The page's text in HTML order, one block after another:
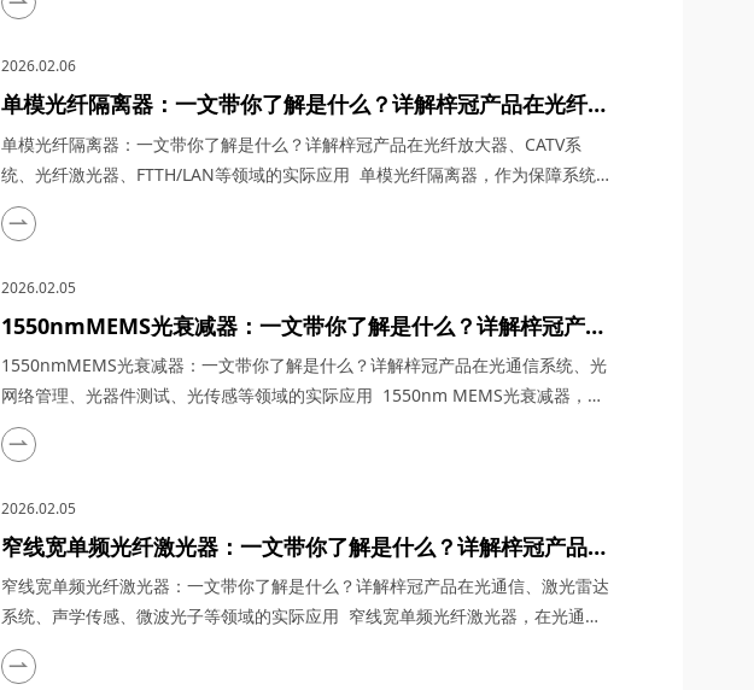
加球全覆盖能力，重新定义了光偏振调控的技术标准。四川梓冠光电将从原理、参
制器的技术本...
2026.02.06
单模光纤隔离器：一文带你了解是什么？详解梓冠产品在光纤放
大器、CATV系统、光纤激光器、FTTH/LAN等领域的实际应用
单模光纤隔离器：一文带你了解是什么？详解梓冠产品在光纤放大器、CATV系
统、光纤激光器、FTTH/LAN等领域的实际应用 单模光纤隔离器，作为保障系统
稳定性的关键器件，在光通信技术飞速发展的今天，凭借军工级品质与创新设计，
成为光纤放大器、CATV系统、光纤激光器及FTTH/LAN领域的核心解决方案。四川
件的核心价值...
2026.02.05
1550nmMEMS光衰减器：一文带你了解是什么？详解梓冠产品
在光通信系统、光网络管理、光器件测试、光传感等领域的实际
应用
1550nmMEMS光衰减器：一文带你了解是什么？详解梓冠产品在光通信系统、光
网络管理、光器件测试、光传感等领域的实际应用 1550nm MEMS光衰减器，在
光通信与光传感技术高速发展的今天，凭借其微米级精度、纳秒级响应及高度集成
化设计，成为光链路中不可或缺的“光功率调节阀”。四川梓冠光电将从技术原理、
标准。&nb...
2026.02.05
窄线宽单频光纤激光器：一文带你了解是什么？详解梓冠产品在
光通信、激光雷达系统、声学传感、微波光子等领域的实际应用
窄线宽单频光纤激光器：一文带你了解是什么？详解梓冠产品在光通信、激光雷达
系统、声学传感、微波光子等领域的实际应用 窄线宽单频光纤激光器，在光通
信、量子传感、高精度测量等前沿领域，凭借其亚千赫兹级线宽、超低相位噪声及
全光纤化设计，成为光子技术领域的“精密手术刀”。四川梓冠光电将从技术原理、